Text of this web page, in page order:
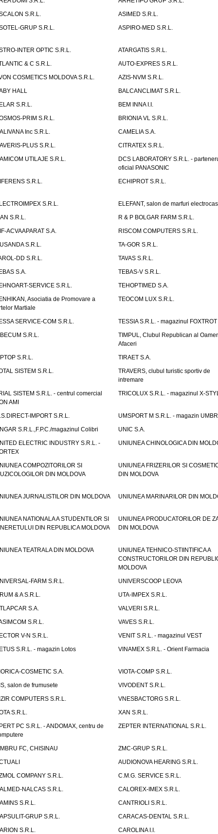
S.R.L.
ASIMED S.R.L.
GRUP S.R.L.
ASPIRO-MED S.R.L.
INTER OPTIC S.R.L.
ATARGATIS S.R.L.
& C S.R.L.
AUTO-EXPRES S.R.L.
COSMETICS MOLDOVA S.R.L.
AZIS-NVM S.R.L.
HALL
BALCANCLIMAT S.R.L.
S.R.L.
BEM INNA I.I.
PRIM S.R.L.
BRIONIA VL S.R.L.
Inc S.R.L.
CAMELIA S.A.
PLUS S.R.L.
CITRATEX S.R.L.
UTILAJE S.R.L.
DCS LABORATORY S.R.L. -
oficial PANASONIC
S.R.L.
ECHIPROT S.R.L.
S.R.L.
ELEFANT, salon de marfuri
S.R.L.
R & P BOLGAR FARM S.R.L.
ACVAAPARAT S.A.
RISCOM COMPUTERS S.R.L.
S.R.L.
TA-GOR S.R.L.
DD S.R.L.
TAVAS S.R.L.
S.A.
TEBAS-V S.R.L.
SERVICE S.R.L.
TEHOPTIMED S.A.
Asociatia de Promovare a
Martiale
TEOCOM LUX S.R.L.
SERVICE-COM S.R.L.
TESSIA S.R.L. - magazinul FOXTROT
S.R.L.
TIMPUL, Clubul Republican al
Afaceri
S.R.L.
TIRAET S.A.
SISTEM S.R.L.
TRAVERS, clubul turistic sportiv de
intremare
SISTEM S.R.L. - centrul comercial
AMI
TRICOLUX S.R.L. - magazinul X-
IMPORT S.R.L.
UMSPORT M S.R.L. - magazin
S.R.L.,F.P.C./magazinul Colibri
UNIC S.A.
ELECTRIC INDUSTRY S.R.L. -
UNIUNEA CHINOLOGICA DIN
COMPOZITORILOR SI
DIN MOLDOVA
UNIUNEA FRIZERILOR SI
DIN MOLDOVA
JURNALISTILOR DIN MOLDOVA UNIUNEA MARINARILOR DIN
NATIONALA A STUDENTILOR SI
DIN REPUBLICA MOLDOVA
UNIUNEA PRODUCATORILOR DE
DIN MOLDOVA
TEATRALA DIN MOLDOVA
UNIUNEA TEHNICO-STIINTIFICA A
CONSTRUCTORILOR DIN
MOLDOVA
FARM S.R.L.
UNIVERSCOOP LEOVA
& A S.R.L.
UTA-IMPEX S.R.L.
S.A.
VALVERI S.R.L.
S.R.L.
VAVES S.R.L.
V-N S.R.L.
VENIT S.R.L. - magazinul VEST
S.R.L. - magazin Lotos
VINAMEX S.R.L. - Orient Farmacia
COSMETIC S.A.
VIOTA-COMP S.R.L.
salon de frumusete
VIVODENT S.R.L.
COMPUTERS S.R.L.
VNESBACTORG S.R.L.
S.R.L.
XAN S.R.L.
PC S.R.L. - ANDOMAX, centru de
ZEPTER INTERNATIONAL S.R.L.
FC, CHISINAU
ZMC-GRUP S.R.L.
AUDIONOVA HEARING S.R.L.
COMPANY S.R.L.
C.M.G. SERVICE S.R.L.
NALCAS S.R.L.
CALOREX-IMEX S.R.L.
S.R.L.
CANTRIOLI S.R.L.
GRUP S.R.L.
CARACAS-DENTAL S.R.L.
S.R.L.
CAROLINA I.I.